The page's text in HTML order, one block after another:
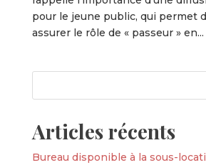
pour le jeune public, qui permet
assurer le rôle de « passeur » en...
Articles récents
Bureau disponible à la sous-